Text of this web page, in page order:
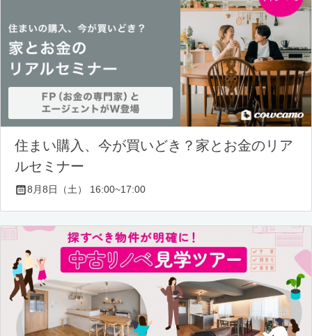
住まい購入、今が買いどき？家とお金のリア
ルセミナー
8月8日（土） 16:00~17:00